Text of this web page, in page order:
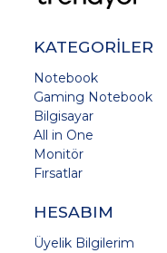
KATEGORİLER
Notebook
Gaming Notebook
Bilgisayar
All in One
Monitör
Fırsatlar
HESABIM
Üyelik Bilgilerim